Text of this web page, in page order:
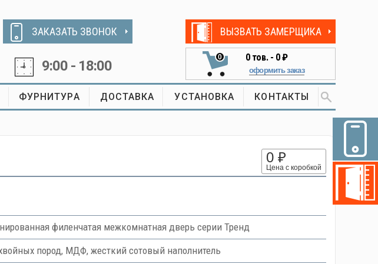
ЗАКАЗАТЬ ЗВОНОК
9:00 - 18:00
ВЫЗВАТЬ ЗАМЕРЩИКА
0 0тов. - 0 ₽
оформить заказ
ФУРНИТУРА ДОСТАВКА УСТАНОВКА КОНТАКТЫ
0 ₽
Цена с коробкой
филенчатая межкомнатная дверь серии Тренд
пород, МДФ, жесткий сотовый наполнитель